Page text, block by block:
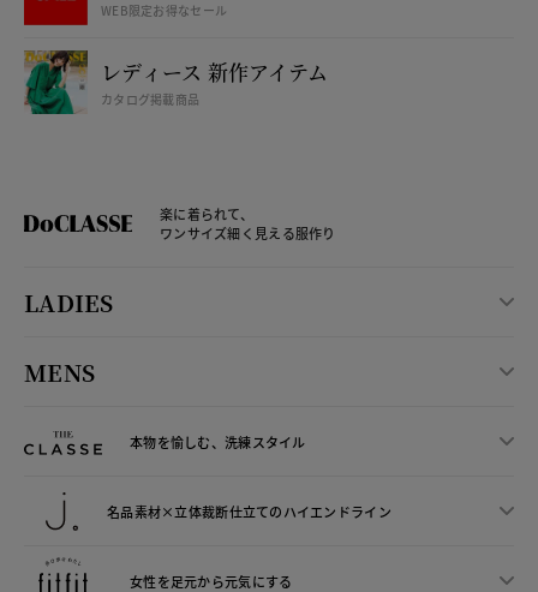
WEB限定お得なセール
レディース 新作アイテム
カタログ掲載商品
楽に着られて、
ワンサイズ細く見える服作り
LADIES
MENS
本物を愉しむ、洗練スタイル
名品素材×立体裁断仕立てのハイエンドライン
女性を足元から元気にする